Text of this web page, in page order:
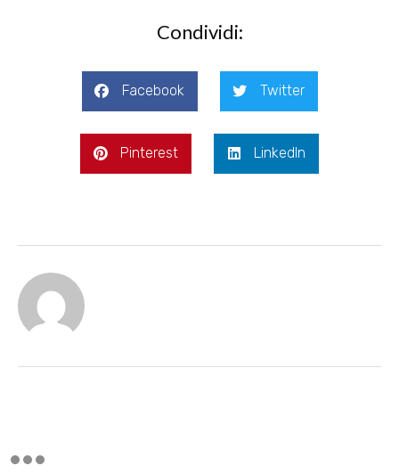
Condividi:
Facebook Twitter
Pinterest LinkedIn